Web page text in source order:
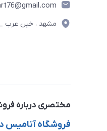
مشهد ، خین عرب
مختصری درباره
فروشگاه آنامیس